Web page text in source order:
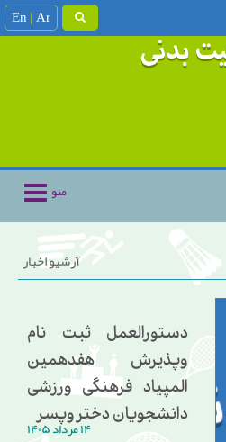
En Ar
منو
آرشیو اخبار
دستورالعمل ثبت نام
وپذیرش هفدهمین
المپیاد فرهنگی ورزشی
دانشجویان دختر وپسر
۱۴ مرداد ۱۴۰۵